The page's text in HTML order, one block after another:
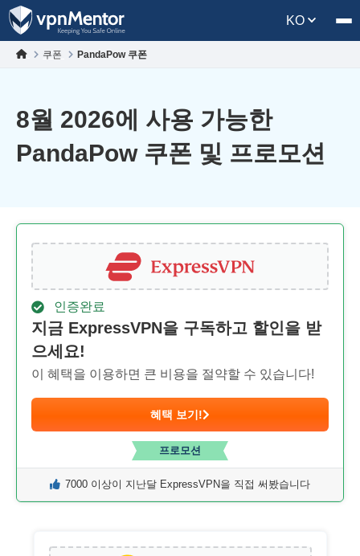
KO
쿠폰 PandaPow 쿠폰
8월 2026에 사용 가능한
PandaPow 쿠폰 및 프로모션
인증완료
지금 ExpressVPN을 구독하고 할인을 받
으세요!
이 혜택을 이용하면 큰 비용을 절약할 수 있습니다!
혜택 보기!
프로모션
7000 이상이 지난달 ExpressVPN을 직접 써봤습니다